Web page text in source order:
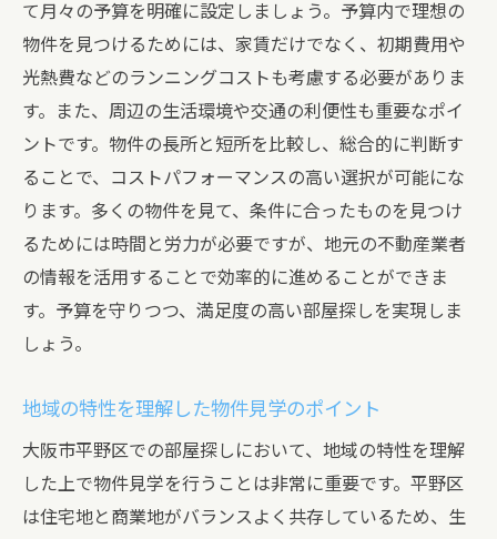
て月々の予算を明確に設定しましょう。予算内で理想の
物件を見つけるためには、家賃だけでなく、初期費用や
光熱費などのランニングコストも考慮する必要がありま
す。また、周辺の生活環境や交通の利便性も重要なポイ
ントです。物件の長所と短所を比較し、総合的に判断す
ることで、コストパフォーマンスの高い選択が可能にな
ります。多くの物件を見て、条件に合ったものを見つけ
るためには時間と労力が必要ですが、地元の不動産業者
の情報を活用することで効率的に進めることができま
す。予算を守りつつ、満足度の高い部屋探しを実現しま
しょう。
地域の特性を理解した物件見学のポイント
大阪市平野区での部屋探しにおいて、地域の特性を理解
した上で物件見学を行うことは非常に重要です。平野区
は住宅地と商業地がバランスよく共存しているため、生